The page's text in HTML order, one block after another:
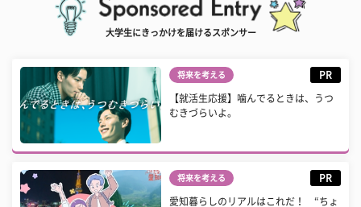
大学生にきっかけを届けるスポンサー
将来を考える PR
【就活生応援】噛んでるときは、うつ
むきづらいよ。
将来を考える PR
愛知暮らしのリアルはこれだ！ “ちょ